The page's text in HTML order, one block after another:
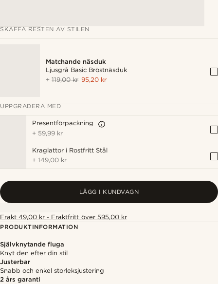
SKAFFA RESTEN AV STILEN
Matchande näsduk
Ljusgrå Basic Bröstnäsduk
+119,00 kr 95,20 kr
UPPGRADERA MED
Presentförpackning
+ 59,99 kr
Kraglattor i Rostfritt Stål
+149,00 kr
LÄGG I KUNDVAGN
Frakt 49,00 kr - Fraktfritt över 595,00 kr
PRODUKTINFORMATION
Självknytande fluga
Knyt den efter din stil
Justerbar
Snabb och enkel storleksjustering
2 års garanti